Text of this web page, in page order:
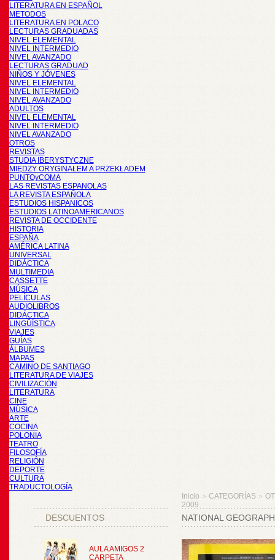
LITERATURA EN ESPAÑOL
METODOS
LITERATURA EN POLACO
LECTURAS GRADUADAS
NIVEL ELEMENTAL
NIVEL INTERMEDIO
NIVEL AVANZADO
LECTURAS GRADUAD
NIÑOS Y JÓVENES
NIVEL ELEMENTAL
NIVEL INTERMEDIO
NIVEL AVANZADO
ADULTOS
NIVEL ELEMENTAL
NIVEL INTERMEDIO
NIVEL AVANZADO
OTROS
REVISTAS
STUDIA IBERYSTYCZNE
MIĘDZY ORYGINAŁEM A PRZEKŁADEM
PUNTOyCOMA
LAS REVISTAS ESPANOLAS
LA REVISTA ESPAÑOLA
ESTUDIOS HISPANICOS
ESTUDIOS LATINOAMERICANOS
REVISTA DE OCCIDENTE
HISTORIA
ESPAÑA
AMÉRICA LATINA
UNIVERSAL
DIDÁCTICA
MULTIMEDIA
CASSETTE
MÚSICA
PELÍCULAS
AUDIOLIBROS
DIDÁCTICA
LINGÜÍSTICA
VIAJES
GUÍAS
ÁLBUMES
MAPAS
CAMINO DE SANTIAGO
LITERATURA DE VIAJES
CIVILIZACIÓN
LITERATURA
CINE
MÚSICA
ARTE
COCINA
POLONIA
TEATRO
FILOSOFÍA
RELIGIÓN
DEPORTE
CULTURA
TRADUCTOLOGÍA
DESCUENTOS
AULA AMIGOS 2
CARPETA
Inicio > CATEGORÍAS >
2009
NATIONAL